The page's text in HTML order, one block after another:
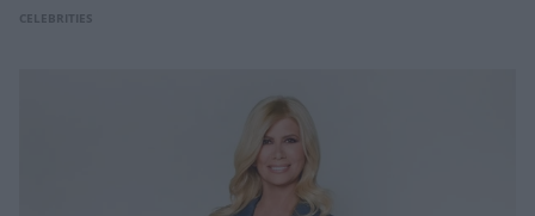
CELEBRITIES